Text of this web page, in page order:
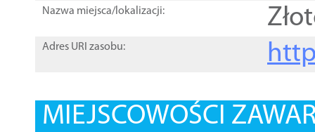
Nazwa miejsca/lokalizacji:
Adres URI zasobu:
MIEJSCOWOŚCI